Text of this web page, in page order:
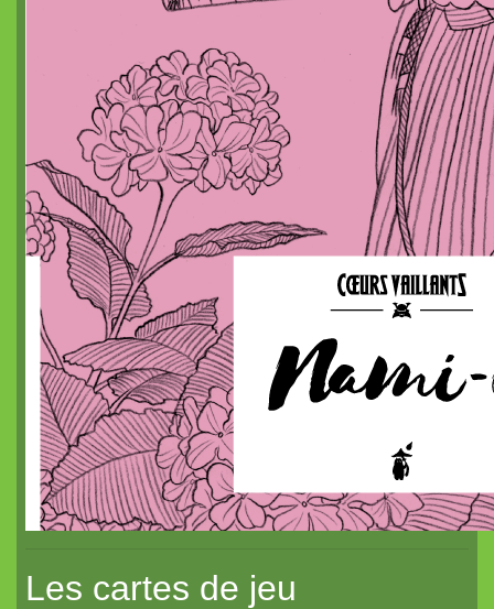
Dragon de poche
Les cartes de jeu